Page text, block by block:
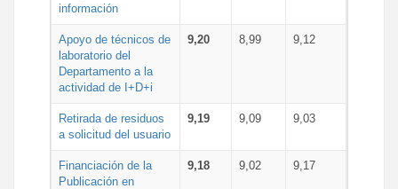
información
Apoyo de técnicos de
laboratorio del
Departamento a la
actividad de I+D+i
9,20 8,99 9,12
Retirada de residuos
a solicitud del usuario
9,19 9,09 9,03
Financiación de la
Publicación en
9,18 9,02 9,17